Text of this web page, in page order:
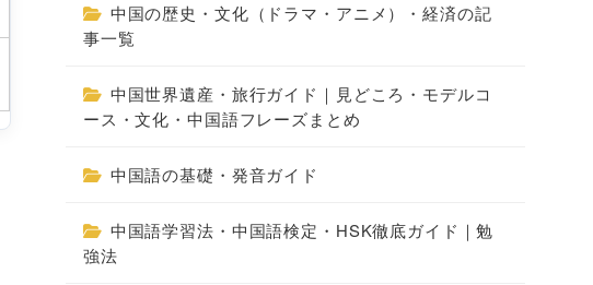
中国の歴史・文化（ドラマ・アニメ）・経済の記
事一覧
中国世界遺産・旅行ガイド｜見どころ・モデルコ
ース・文化・中国語フレーズまとめ
中国語の基礎・発音ガイド
中国語学習法・中国語検定・HSK徹底ガイド｜勉
強法